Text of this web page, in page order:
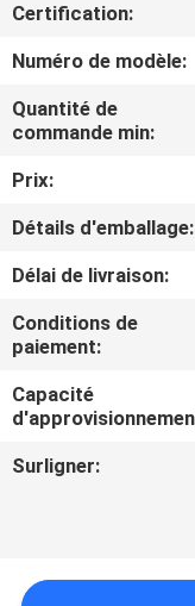
DE
NOUS
VISITE
D'USINE
CONTRÔLE
DE
LA
QUALITÉ
CONTACT
Certification:
Numéro de modèle:
Quantité de
commande min:
Prix:
Détails d'emballage:
Délai de livraison:
Conditions de
paiement:
Capacité
Surligner: